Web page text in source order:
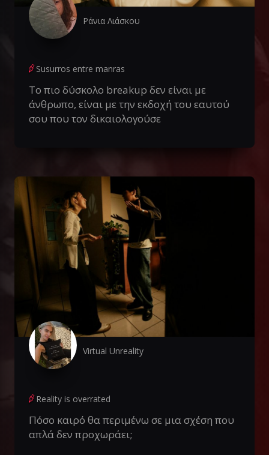
Ράνια Λιάσκου
Susurros entre manras
Το πιο δύσκολο breakup δεν είναι με
άνθρωπο, είναι με την εκδοχή του εαυτού
σου που τον δικαιολογούσε
Virtual Unreality
Reality is overrated
Πόσο καιρό θα περιμένω σε μια σχέση που
απλά δεν προχωράει;